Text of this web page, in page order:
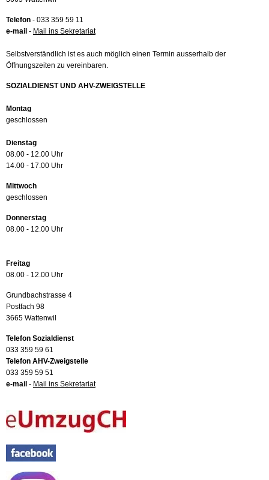
Telefon - 033 359 59 11
e-mail - Mail ins Sekretariat
Selbstverständlich ist es auch möglich einen Termin ausserhalb der
Öffnungszeiten zu vereinbaren.
SOZIALDIENST UND AHV-ZWEIGSTELLE
Montag
geschlossen
Dienstag
08.00 - 12.00 Uhr
14.00 - 17.00 Uhr
Mittwoch
geschlossen
Donnerstag
08.00 - 12.00 Uhr
Freitag
08.00 - 12.00 Uhr
Grundbachstrasse 4
Postfach 98
3665 Wattenwil
Telefon Sozialdienst
033 359 59 61
Telefon AHV-Zweigstelle
033 359 59 51
e-mail - Mail ins Sekretariat